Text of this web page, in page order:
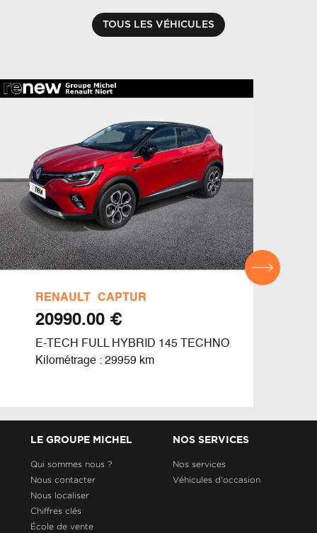
RENAULT CAPTUR
€ 20990.00
E-TECH FULL HYBRID 145 TECHNO
Kilométrage : 29959 km
TOUS LES VÉHICULES
LE GROUPE MICHEL
Qui sommes nous ?
Nous contacter
Nous localiser
Chiffres clés
École de vente
NOS SERVICES
Nos services
Véhicules d'occasion